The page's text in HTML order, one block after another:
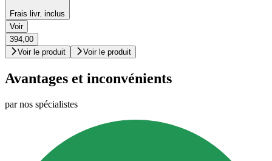
Frais livr. inclus
Voir
394,00
Voir le produit
Voir le produit
Avantages et inconvénients
par nos spécialistes